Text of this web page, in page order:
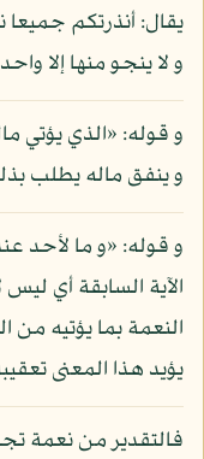
يقال: أنذرتكم جميعا
و لا ينجو منها إلا
و قوله: «الذي يؤتي
و ينفق ماله يطلب
و قوله: «و ما لأحد
الآية السابقة أي
النعمة بما يؤتيه من
يؤيد هذا المعنى
فالتقدير من نعمة